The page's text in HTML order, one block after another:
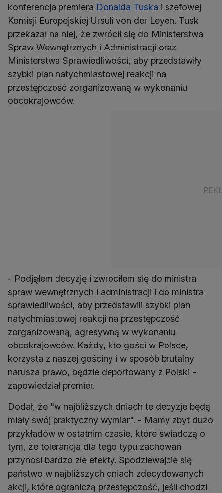
konferencja premiera Donalda Tuska i szefowej
Komisji Europejskiej Ursuli von der Leyen. Tusk
przekazał na niej, że zwrócił się do Ministerstwa
Spraw Wewnętrznych i Administracji oraz
Ministerstwa Sprawiedliwości, aby przedstawiły
szybki plan natychmiastowej reakcji na
przestępczość zorganizowaną w wykonaniu
obcokrajowców.
- Podjąłem decyzję i zwróciłem się do ministra
spraw wewnętrznych i administracji i do ministra
sprawiedliwości, aby przedstawili szybki plan
natychmiastowej reakcji na przestępczość
zorganizowaną, agresywną w wykonaniu
obcokrajowców. Każdy, kto gości w Polsce,
korzysta z naszej gościny i w sposób brutalny
narusza prawo, będzie deportowany z Polski -
zapowiedział premier.
Dodał, że "w najbliższych dniach te decyzje będą
miały swój praktyczny wymiar". - Mamy zbyt dużo
przykładów w ostatnim czasie, które świadczą o
tym, że tolerancja dla tego typu zachowań
przynosi bardzo złe efekty. Spodziewajcie się
państwo w najbliższych dniach zdecydowanych
akcji, które ograniczą przestępczość, jeśli chodzi